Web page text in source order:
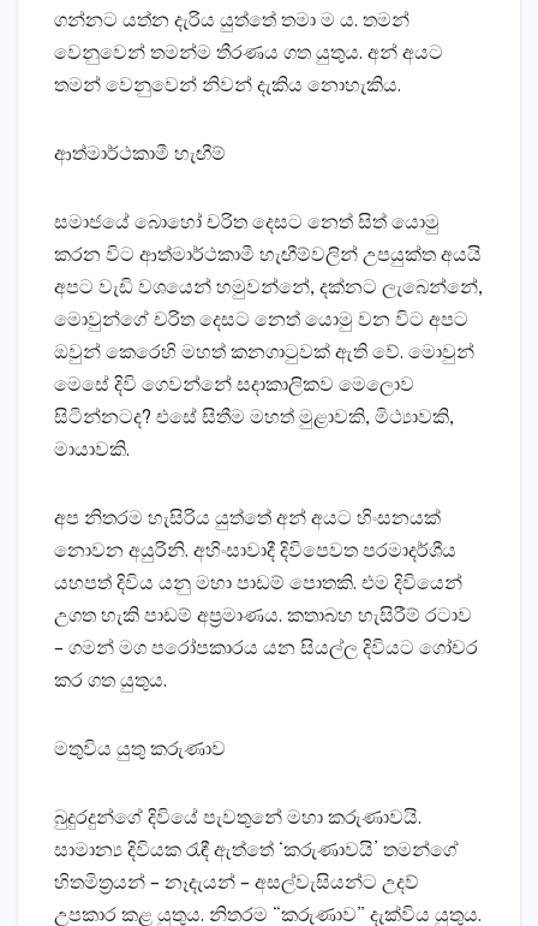
ගන්නට යත්න දැරිය යුත්තේ තමා ම ය. තමන්
වෙනුවෙන් තමන්ම තීරණය ගත යුතුය. අන් අයට
තමන් වෙනුවෙන් නිවන් දැකිය නොහැකිය.
ආත්මාර්ථකාමී හැඟීම්
සමාජයේ බොහෝ චරිත දෙසට නෙත් සිත් යොමු
කරන විට ආත්මාර්ථකාමී හැඟීම්වලින් උපයුක්‌ත අයයි
අපට වැඩි වශයෙන් හමුවන්නේ, දක්‌නට ලැබෙන්නේ,
මොවුන්ගේ චරිත දෙසට නෙත් යොමු වන විට අපට
ඔවුන් කෙරෙහි මහත් කනගාටුවක්‌ ඇති වේ. මොවුන්
මෙසේ දිවි ගෙවන්නේ සදාකාලිකව මෙලොව
සිටින්නටද? එසේ සිතීම මහත් මුළාවකි, මිථ්‍යාවකි,
මායාවකි.
අප නිතරම හැසිරිය යුත්තේ අන් අයට හිංසනයක්‌
නොවන අයුරිනි. අහිංසාවාදී දිවිපෙවත පරමාදර්ශීය
යහපත් දිවිය යනු මහා පාඩම් පොතකි. එම දිවියෙන්
උගත හැකි පාඩම් අප්‍රමාණය. කතාබහ හැසිරීම් රටාව
– ගමන් මග පරෝපකාරය යන සියල්ල දිවියට ගෝචර
කර ගත යුතුය.
මතුවිය යුතු කරුණාව
බුදුරදුන්ගේ දිවියේ පැවතුනේ මහා කරුණාවයි.
සාමාන්‍ය දිවියක රැඳී ඇත්තේ ‘කරුණාවයි’ තමන්ගේ
හිතමිත්‍රයන් – නෑදැයන් – අසල්වැසියන්ට උදව්
උපකාර කළ යුතුය. නිතරම “කරුණාව” දැක්‌විය යුතුය.